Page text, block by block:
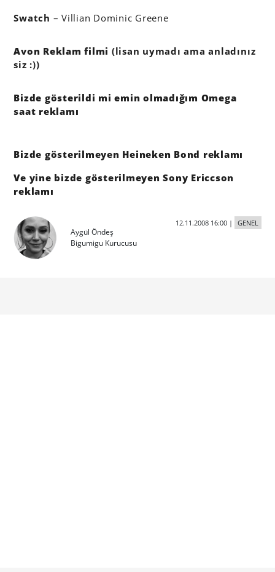
Swatch – Villian Dominic Greene
Avon Reklam filmi (lisan uymadı ama anladınız
siz :))
Bizde gösterildi mi emin olmadığım Omega
saat reklamı
Bizde gösterilmeyen Heineken Bond reklamı
Ve yine bizde gösterilmeyen Sony Ericcson
reklamı
Aygül Öndeş
Bigumigu Kurucusu
12.11.2008 16:00| GENEL